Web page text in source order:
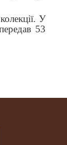
У
53